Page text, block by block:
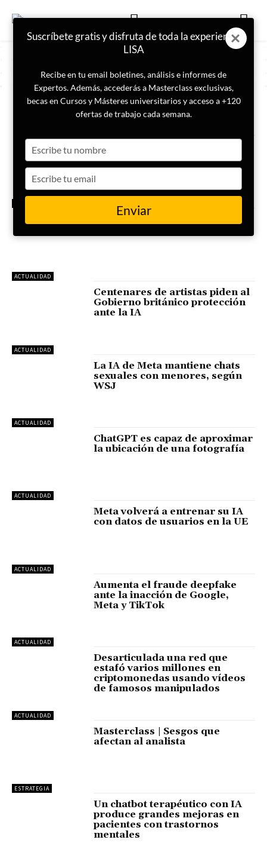
ETIQUETA
IA
China pone en órbita su
primera red de satélites de
computación espacial
ACTUALIDAD
Estados Unidos prohíbe por ley
ACTUALIDAD
Centenares de artistas piden al
Gobierno británico protección
ante la IA
ACTUALIDAD
La IA de Meta mantiene chats
sexuales con menores, según
WSJ
ACTUALIDAD
ChatGPT es capaz de aproximar
la ubicación de una fotografía
ACTUALIDAD
Meta volverá a entrenar su IA
con datos de usuarios en la UE
ACTUALIDAD
Aumenta el fraude deepfake
ante la inacción de Google,
Meta y TikTok
ACTUALIDAD
Desarticulada una red que
estafó varios millones en
criptomonedas usando vídeos
de famosos manipulados
ESTRATEGIA
Masterclass | Sesgos que
afectan al analista
Un chatbot terapéutico con IA
produce grandes mejoras en
pacientes con trastornos
mentales
Suscríbete gratis y disfruta de toda la experiencia
LISA
Recibe en tu email boletines, análisis e informes de
Expertos. Además, accederás a Masterclass exclusivas,
becas en Cursos y Másteres universitarios y acceso a +120
ofertas de trabajo cada semana.
your
name
your
email
Enviar